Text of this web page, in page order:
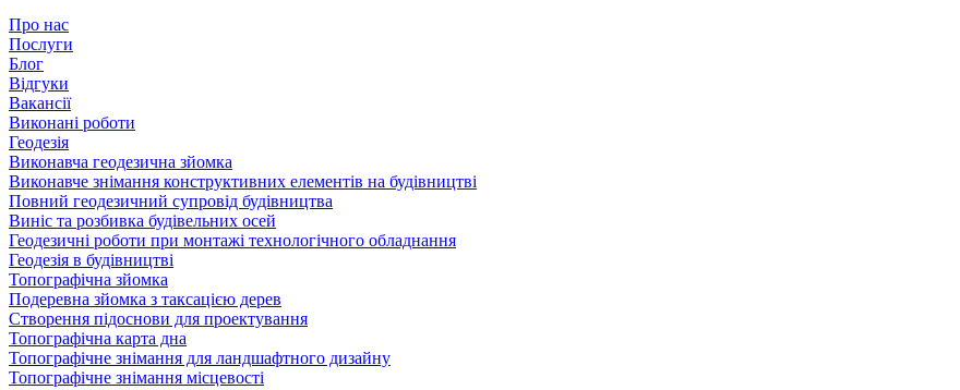
Про нас
Послуги
Блог
Відгуки
Вакансії
Виконані роботи
Геодезія
Виконавча геодезична зйомка
Виконавче знімання конструктивних елементів на будівництві
Повний геодезичний супровід будівництва
Виніс та розбивка будівельних осей
Геодезичні роботи при монтажі технологічного обладнання
Геодезія в будівництві
Топографічна зйомка
Подеревна зйомка з таксацією дерев
Створення підоснови для проектування
Топографічна карта дна
Топографічне знімання для ландшафтного дизайну
Топографічне знімання місцевості